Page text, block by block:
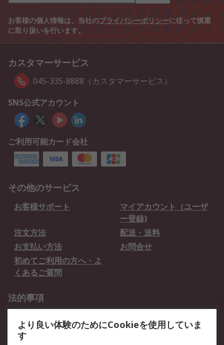
お客様の個人情報は、当社のプライバシーポリシーに従って慎重
に取り扱いを行います。
カスタマーサービス
045-335-8888（カスタマーサービス）
SNS公式アカウント
ご利用可能カード会社
その他のサービス
お客様サポート
マイアカウント（ユーザ
ー登録)
注文方法
配送・送料
お支払い方法
お問合せ
初めてご利用の方へ・よ
くあるご質問
法的事項
クッキーポリシー
より良い体験のためにCookieを使用していま
す